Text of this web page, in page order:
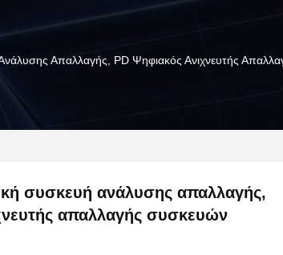
Απαλλαγής, PD Ψηφιακός Ανιχνευτής
συσκευή ανάλυσης απαλλαγής,
απαλλαγής συσκευών